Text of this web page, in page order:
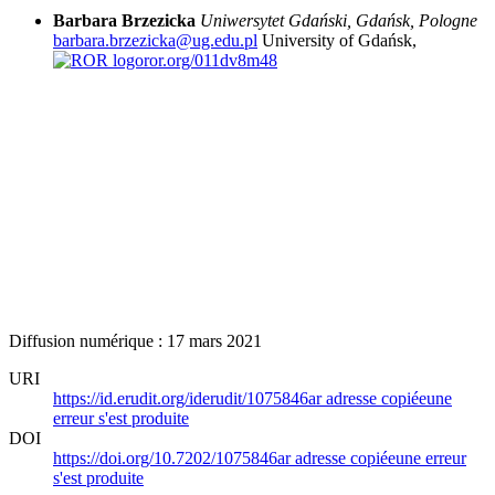
Barbara Brzezicka Uniwersytet Gdański, Gdańsk, Pologne
barbara.brzezicka@ug.edu.pl University of Gdańsk,
ror.org/011dv8m48
Diffusion numérique : 17 mars 2021
URI
https://id.erudit.org/iderudit/1075846aradresse copiéeune
erreur s'est produite
DOI
https://doi.org/10.7202/1075846aradresse copiéeune erreur
s'est produite